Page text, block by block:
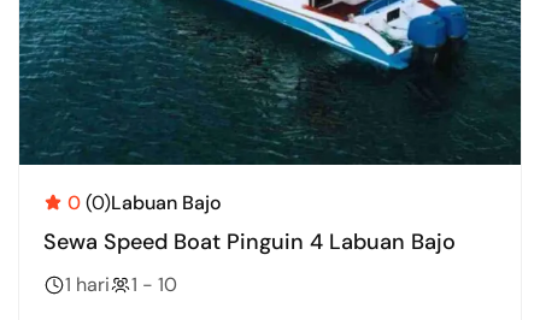
0(0)Labuan Bajo
Sewa Speed Boat Pinguin 4 Labuan Bajo
1 hari
1 - 10